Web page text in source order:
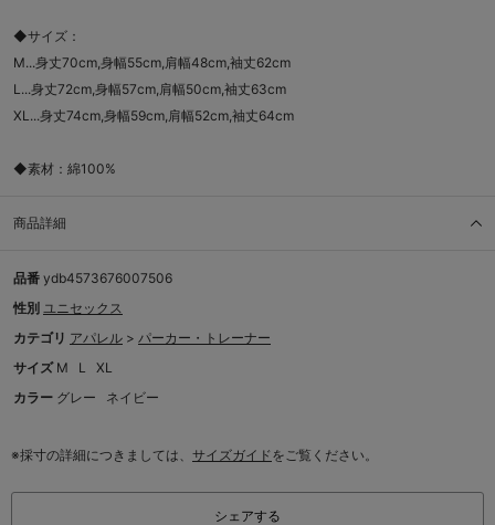
◆サイズ：
M...身丈70cm,身幅55cm,肩幅48cm,袖丈62cm
L...身丈72cm,身幅57cm,肩幅50cm,袖丈63cm
XL...身丈74cm,身幅59cm,肩幅52cm,袖丈64cm
◆素材：綿100%
商品詳細
品番 ydb4573676007506
性別 ユニセックス
カテゴリ アパレル > パーカー・トレーナー
サイズ M L
XL
カラー グレー ネイビー
※採寸の詳細につきましては、 サイズガイドをご覧ください。
シェアする